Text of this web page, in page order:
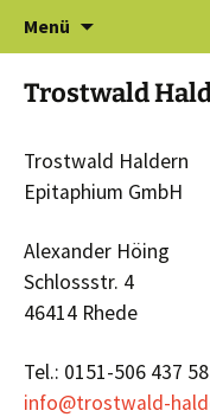
Menü
Trostwald
Trostwald Haldern
Epitaphium GmbH
Alexander Höing
Schlossstr. 4
46414 Rhede
Tel.: 0151-506 437 58
info@trostwald-